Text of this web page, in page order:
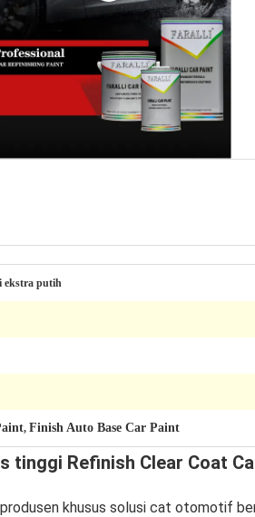
ekstra putih
, Finish Auto Base Car Paint
tinggi Refinish Clear Coat
produsen khusus solusi cat otomotif